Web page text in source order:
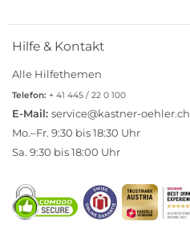
Hilfe & Kontakt
Alle Hilfethemen
Telefon: + 41 445 / 22 0 100
E-Mail: service@kastner-oehler.ch
Mo.–Fr. 9:30 bis 18:30 Uhr
Sa. 9:30 bis 18:00 Uhr